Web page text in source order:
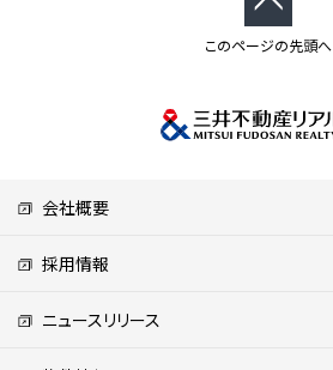
このページの先頭へ
会社概要
採用情報
ニュースリリース